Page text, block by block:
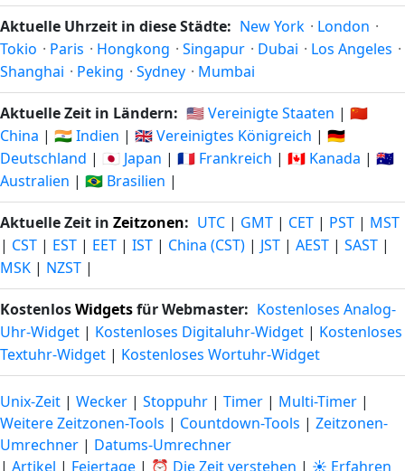
Aktuelle Uhrzeit in diese Städte: New York · London ·
Tokio · Paris · Hongkong · Singapur · Dubai · Los Angeles ·
Shanghai · Peking · Sydney · Mumbai
Aktuelle Zeit in Ländern: 🇺🇸 Vereinigte Staaten | 🇨🇳
China | 🇮🇳 Indien | 🇬🇧 Vereinigtes Königreich | 🇩🇪
Deutschland | 🇯🇵 Japan | 🇫🇷 Frankreich | 🇨🇦 Kanada | 🇦🇺
Australien | 🇧🇷 Brasilien |
Aktuelle Zeit in Zeitzonen: UTC | GMT | CET | PST | MST
| CST | EST | EET | IST | China (CST) | JST | AEST | SAST |
MSK | NZST |
KostenlosWidgetsfür Webmaster: Kostenloses Analog-
Uhr-Widget | Kostenloses Digitaluhr-Widget | Kostenloses
Textuhr-Widget | Kostenloses Wortuhr-Widget
Unix-Zeit | Wecker | Stoppuhr | Timer | Multi-Timer |
Weitere Zeitzonen-Tools | Countdown-Tools | Zeitzonen-
Umrechner | Datums-Umrechner
| Artikel | Feiertage | ⏰ Die Zeit verstehen | ☀️ Erfahren